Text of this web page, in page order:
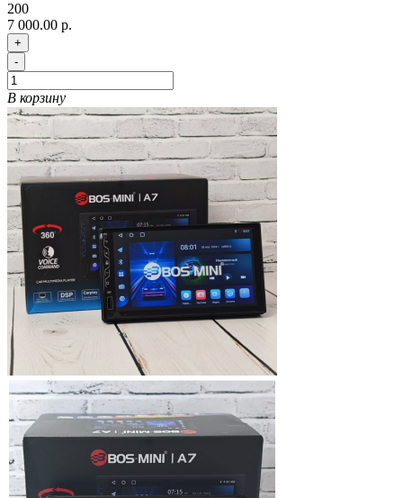
200
7 000.00 р.
+
-
В корзину